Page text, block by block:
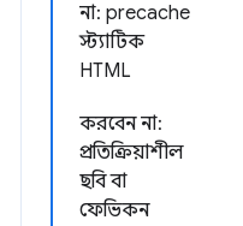
না: precache
স্ট্যাটিক
HTML
করবেন না:
প্রতিক্রিয়াশীল
ছবি বা
ফেভিকন